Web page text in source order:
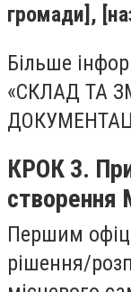
громади],
Більше
«СКЛАД ТА
КРОК 3.
Першим
рішення/